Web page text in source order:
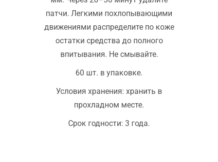
патчи. Легкими похлопывающими
движениями распределите по коже
остатки средства до полного
впитывания. Не смывайте.
60 шт. в упаковке.
Условия хранения: хранить в
прохладном месте.
Срок годности: 3 года.